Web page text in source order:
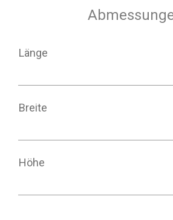
Länge
Breite
Höhe